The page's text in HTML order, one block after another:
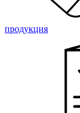
продукция